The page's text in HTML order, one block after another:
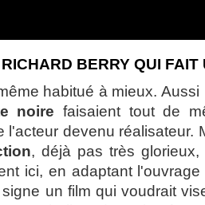
BERRY QUI
habitué à mieux.
noire faisaient tout de
l'acteur devenu réalisateur.
, déjà pas très
ici, en adaptant
un film qui voudrait